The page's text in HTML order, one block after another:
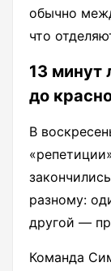
обычно
что
13 минут
до
В
разному:
другой —
Команда